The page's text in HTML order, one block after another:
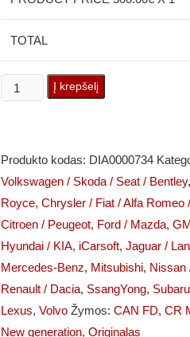
TOTAL
produkto
kiekis:
Diagnostikos
(CAN+FD
Į krepšelį
Produkto kodas: DIA0000734
Volkswagen / Skoda / Seat / Bentley,
Royce, Chrysler / Fiat / Alfa Romeo
Citroen / Peugeot, Ford / Mazda,
Hyundai / KIA, iCarsoft, Jaguar /
Mercedes-Benz, Mitsubishi, Nissan
Renault / Dacia, SsangYong, Subaru
Lexus, Volvo Žymos: CAN FD, CR
New generation, Originalas